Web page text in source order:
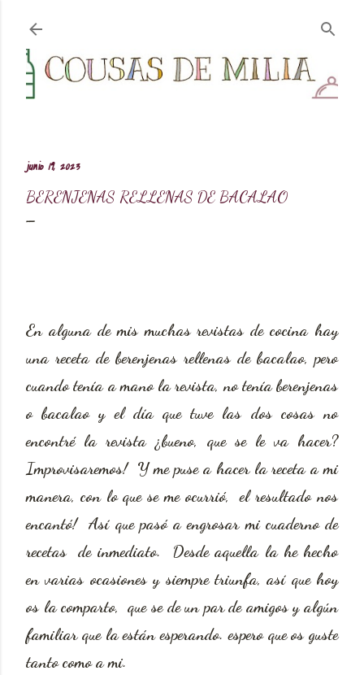
junio 19, 2023
BERENJENAS RELLENAS DE BACALAO
En alguna de mis muchas revistas de cocina hay
una receta de berenjenas rellenas de bacalao, pero
cuando tenía a mano la revista, no tenía berenjenas
o bacalao y el día que tuve las dos cosas no
encontré la revista ¿bueno, que se le va hacer?
Improvisaremos! Y me puse a hacer la receta a mi
manera, con lo que se me ocurrió, el resultado nos
encantó! Así que pasó a engrosar mi cuaderno de
recetas de inmediato. Desde aquella la he hecho
en varias ocasiones y siempre triunfa, así que hoy
os la comparto, que se de un par de amigos y algún
familiar que la están esperando. espero que os guste
tanto como a mi.